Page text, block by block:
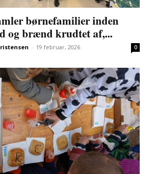
børnefamilier inden
og brænd krudtet af,...
- 19 februar, 2026 0